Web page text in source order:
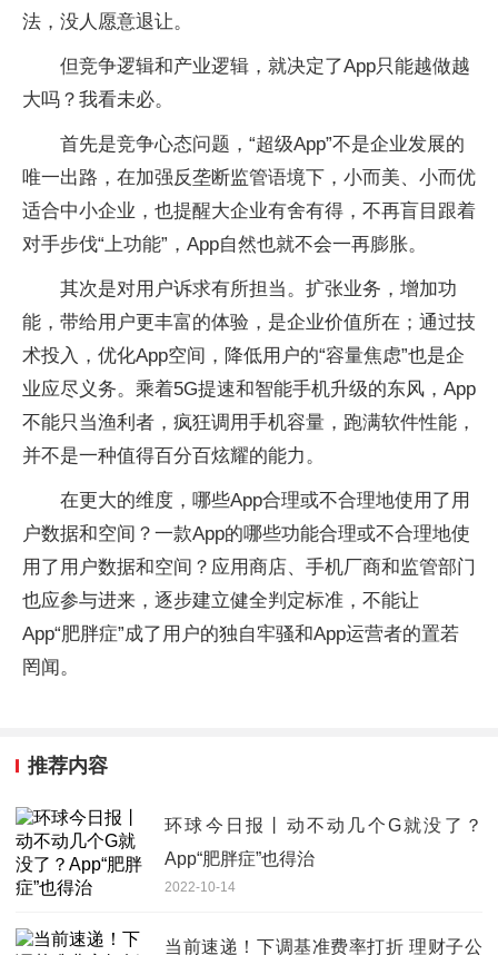
法，没人愿意退让。
但竞争逻辑和产业逻辑，就决定了App只能越做越
大吗？我看未必。
首先是竞争心态问题，“超级App”不是企业发展的
唯一出路，在加强反垄断监管语境下，小而美、小而优
适合中小企业，也提醒大企业有舍有得，不再盲目跟着
对手步伐“上功能”，App自然也就不会一再膨胀。
其次是对用户诉求有所担当。扩张业务，增加功
能，带给用户更丰富的体验，是企业价值所在；通过技
术投入，优化App空间，降低用户的“容量焦虑”也是企
业应尽义务。乘着5G提速和智能手机升级的东风，App
不能只当渔利者，疯狂调用手机容量，跑满软件性能，
并不是一种值得百分百炫耀的能力。
在更大的维度，哪些App合理或不合理地使用了用
户数据和空间？一款App的哪些功能合理或不合理地使
用了用户数据和空间？应用商店、手机厂商和监管部门
也应参与进来，逐步建立健全判定标准，不能让
App“肥胖症”成了用户的独自牢骚和App运营者的置若
罔闻。
推荐内容
环球今日报丨动不动几个G就没了？
App“肥胖症”也得治
2022-10-14
当前速递！下调基准费率打折 理财子公